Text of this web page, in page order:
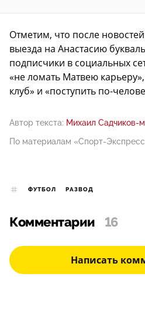
Отметим, что после
выезда на Анастасию
подписчики в социальных
«не ломать Матвею карьеру»,
клуб» и «поступить по-
Автор текста: Михаил Садчиков-
По материалам «Спорт-
ФУТБОЛ РАЗВОД
Комментарии 16
Написать